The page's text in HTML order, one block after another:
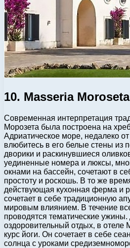
10. Masseria Moroseta
Современная интерпретация
Морозета была построена на
Адриатическое море, недалеко
влюбитесь в его белые стены из
дворики и раскинувшиеся
уединенные номера и люксы,
окнами на бассейн, сочетают в
простоту и роскошь. В то же
действующая кухонная ферма и
сочетает в себе традиционную
мировым влиянием. В течение
проводятся тематические ужины.
оздоровительный отдых, в отеле
курс йоги. Он сочетает в себе
солнца с уроками